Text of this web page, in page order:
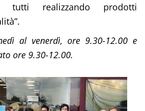
tutti realizzando prodotti
al venerdì, ore 9.30-12.00 e
ore 9.30-12.00.